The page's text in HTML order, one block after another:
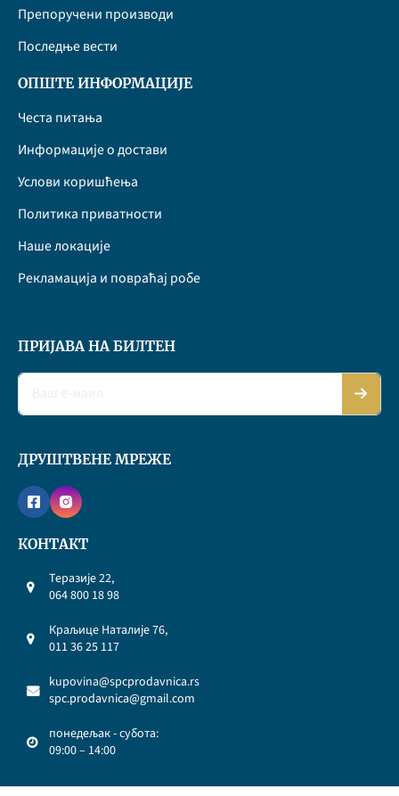
Препоручени производи
Последње вести
ОПШТЕ ИНФОРМАЦИЈЕ
Честа питања
Информације о достави
Услови коришћења
Политика приватности
Наше локације
Рекламација и повраћај робе
ПРИЈАВА НА БИЛТЕН
ДРУШТВЕНЕ МРЕЖЕ
КОНТАКТ
Теразије 22,
064 800 18 98
Краљице Наталије 76,
011 36 25 117
kupovina@spcprodavnica.rs
spc.prodavnica@gmail.com
понедељак - субота:
09:00 – 14:00